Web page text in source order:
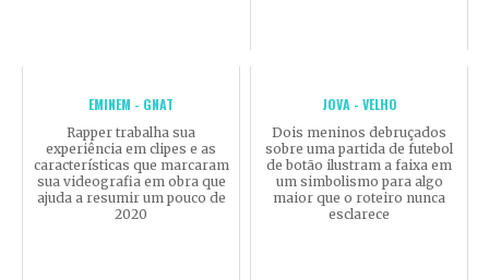
EMINEM - GNAT
Rapper trabalha sua
experiência em clipes e as
características que marcaram
sua videografia em obra que
ajuda a resumir um pouco de
2020
JOVA - VELHO
Dois meninos debruçados
sobre uma partida de futebol
de botão ilustram a faixa em
um simbolismo para algo
maior que o roteiro nunca
esclarece